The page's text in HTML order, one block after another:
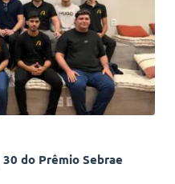
do Prêmio Sebrae